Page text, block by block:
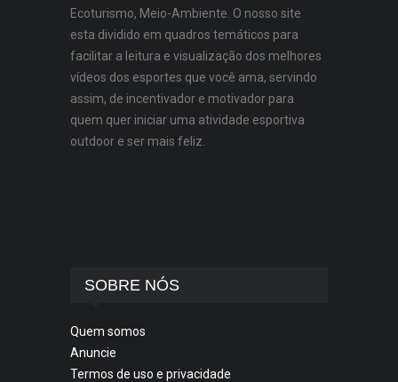
Ecoturismo, Meio-Ambiente. O nosso site
esta dividido em quadros temáticos para
facilitar a leitura e visualização dos melhores
vídeos dos esportes que você ama, servindo
assim, de incentivador e motivador para
quem quer iniciar uma atividade esportiva
outdoor e ser mais feliz.
SOBRE NÓS
Quem somos
Anuncie
Termos de uso e privacidade